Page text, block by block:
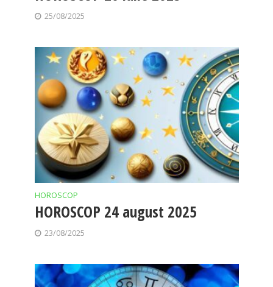
25/08/2025
HOROSCOP
HOROSCOP 24 august 2025
23/08/2025